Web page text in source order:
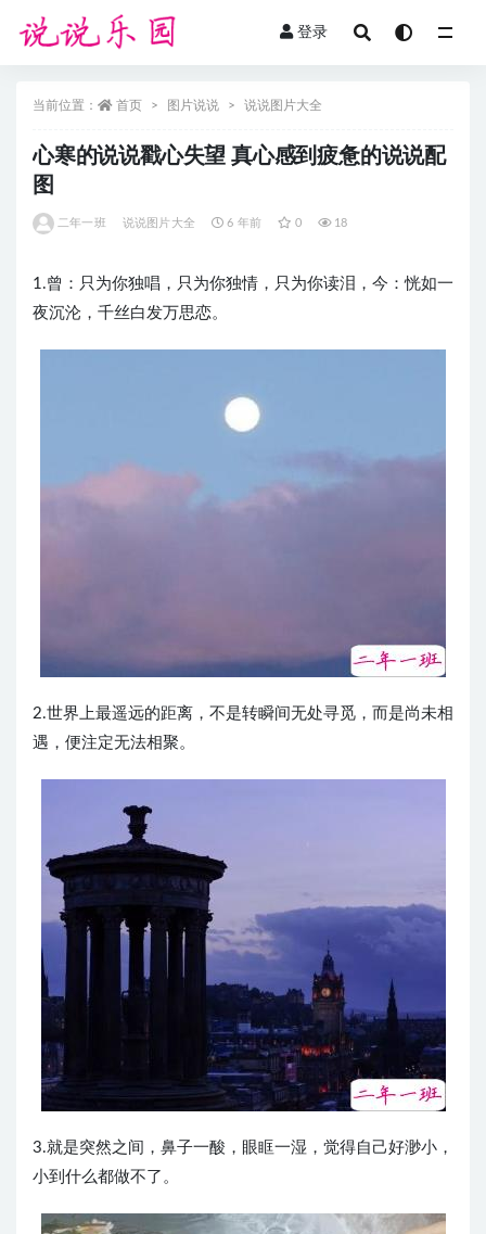
登录
当前位置： 首页 图片说说 说说图片大全
心寒的说说戳心失望 真心感到疲惫的说说配
图
二年一班 说说图片大全 6 年前 0 18
1.曾：只为你独唱，只为你独情，只为你读泪，今：恍如一
夜沉沦，千丝白发万思恋。
2.世界上最遥远的距离，不是转瞬间无处寻觅，而是尚未相
遇，便注定无法相聚。
3.就是突然之间，鼻子一酸，眼眶一湿，觉得自己好渺小，
小到什么都做不了。